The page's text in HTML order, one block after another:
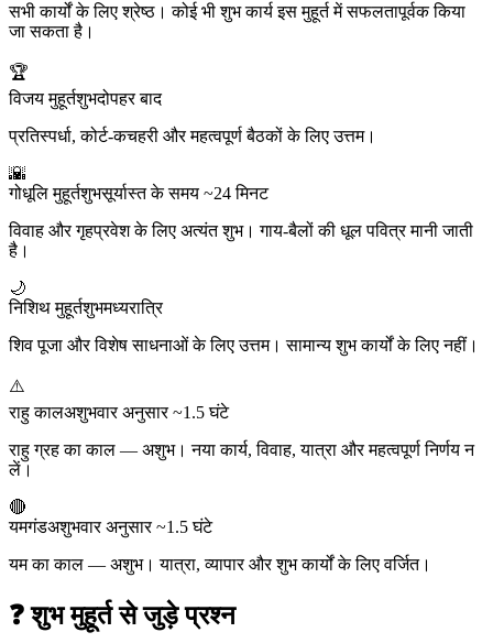
सभी कार्यों के लिए श्रेष्ठ। कोई भी शुभ कार्य इस मुहूर्त में सफलतापूर्वक किया
जा सकता है।
🏆
विजय मुहूर्तशुभदोपहर बाद
प्रतिस्पर्धा, कोर्ट-कचहरी और महत्वपूर्ण बैठकों के लिए उत्तम।
🌇
गोधूलि मुहूर्तशुभसूर्यास्त के समय ~24 मिनट
विवाह और गृहप्रवेश के लिए अत्यंत शुभ। गाय-बैलों की धूल पवित्र मानी जाती
है।
🌙
निशिथ मुहूर्तशुभमध्यरात्रि
शिव पूजा और विशेष साधनाओं के लिए उत्तम। सामान्य शुभ कार्यों के लिए नहीं।
⚠️
राहु कालअशुभवार अनुसार ~1.5 घंटे
राहु ग्रह का काल — अशुभ। नया कार्य, विवाह, यात्रा और महत्वपूर्ण निर्णय न
लें।
🔴
यमगंडअशुभवार अनुसार ~1.5 घंटे
यम का काल — अशुभ। यात्रा, व्यापार और शुभ कार्यों के लिए वर्जित।
❓ शुभ मुहूर्त से जुड़े प्रश्न